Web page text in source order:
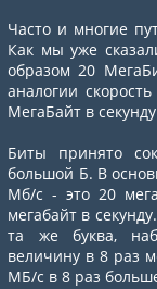
Часто и многие
Как мы уже
образом 20
аналогии
МегаБайт в
Биты принято
большой Б. В
Мб/с - это 20
мегабайт в
та же буква,
величину в 8 раз
МБ/с в 8 раз